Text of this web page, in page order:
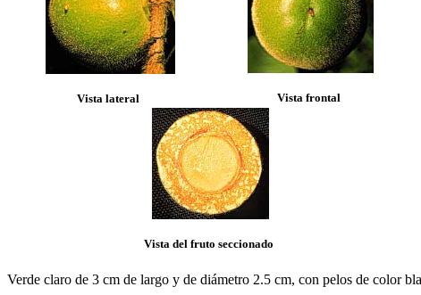
Vista lateral Vista frontal
Vista del fruto seccionado
Verde claro de 3 cm de largo y de diámetro 2.5 cm, con pelos de color